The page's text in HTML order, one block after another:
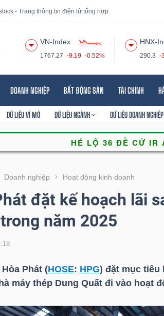
- Trang thông tin điện tử tổng hợp
VN-Index
1767.27 -9.19 -0.52%
HNX-
290.3 -
DOANH NGHIỆP BẤT ĐỘNG SẢN TÀI CHÍNH
DỮ LIỆU VĨ MÔ DỮ LIỆU NGÀNH DỮ LIỆU DOANH NGHIỆP
Doanh nghiệp Hoạt động kinh doanh
đặt kế hoạch lãi
năm 2025
Phát (HOSE: HPG) đặt mục tiêu
máy thép Dung Quất đi vào hoạt